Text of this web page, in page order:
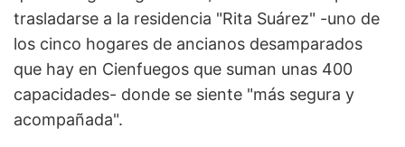
trasladarse a la residencia "Rita Suárez" -uno de
los cinco hogares de ancianos desamparados
que hay en Cienfuegos que suman unas 400
capacidades- donde se siente "más segura y
acompañada".